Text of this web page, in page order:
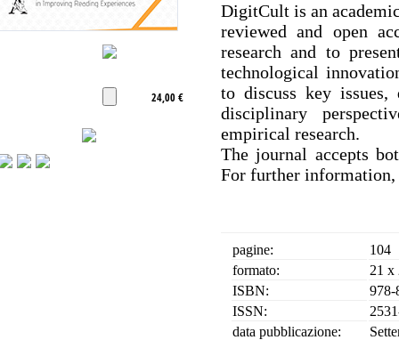
24,00 €
DigitCult is an
reviewed and open
research and to
technological
to discuss key
disciplinary
empirical research.
The journal accepts
For further
pagine:
104
formato:
21 x
ISBN:
978-
ISSN:
data pubblicazione: